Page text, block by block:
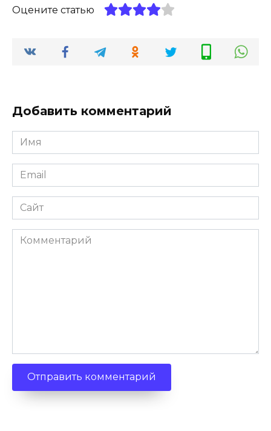
Оцените статью
Добавить комментарий
Имя
*
Email
*
Сайт
Комментарий